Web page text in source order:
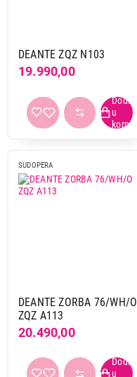
DEANTE ZQZ N103
19.990,00
SUDOPERA
DEANTE ZORBA 76/WH/O
ZQZ A113
20.490,00